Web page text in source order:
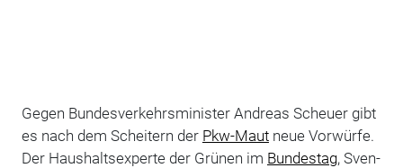
Gegen Bundesverkehrsminister Andreas Scheuer gibt
es nach dem Scheitern der Pkw-Mautneue Vorwürfe.
Der Haushaltsexperte der Grünen im Bundestag, Sven-